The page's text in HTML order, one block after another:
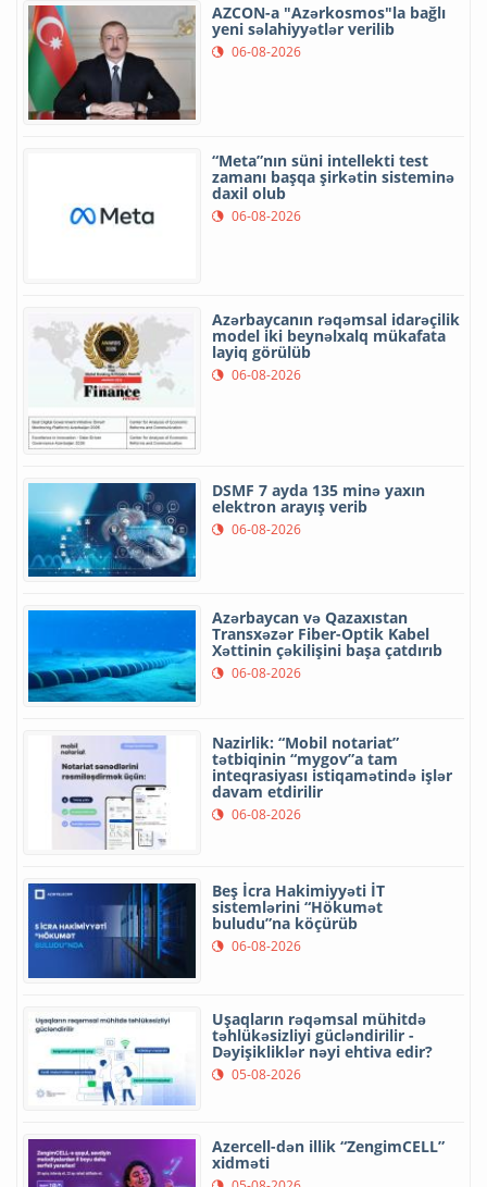
AZCON-a "Azərkosmos"la bağlı
yeni səlahiyyətlər verilib
06-08-2026
“Meta”nın süni intellekti test
zamanı başqa şirkətin sisteminə
daxil olub
06-08-2026
Azərbaycanın rəqəmsal idarəçilik
model iki beynəlxalq mükafata
layiq görülüb
06-08-2026
DSMF 7 ayda 135 minə yaxın
elektron arayış verib
06-08-2026
Azərbaycan və Qazaxıstan
Transxəzər Fiber-Optik Kabel
Xəttinin çəkilişini başa çatdırıb
06-08-2026
Nazirlik: “Mobil notariat”
tətbiqinin “mygov”a tam
inteqrasiyası istiqamətində işlər
davam etdirilir
06-08-2026
Beş İcra Hakimiyyəti İT
sistemlərini “Hökumət
buludu”na köçürüb
06-08-2026
Uşaqların rəqəmsal mühitdə
təhlükəsizliyi gücləndirilir -
Dəyişikliklər nəyi ehtiva edir?
05-08-2026
Azercell-dən illik “ZengimCELL”
xidməti